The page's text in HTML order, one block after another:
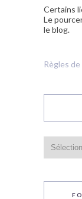
Certains
Le
le blog.
Règles
du
blog